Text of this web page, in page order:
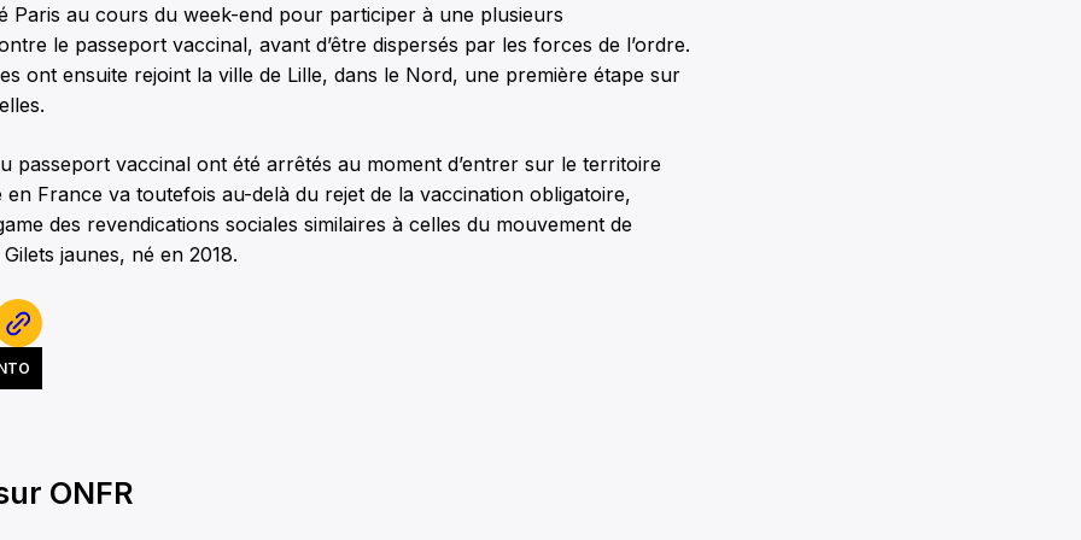
Paris au cours du week-end pour participer à une plusieurs
le passeport vaccinal, avant d’être dispersés par les forces de l’ordre.
ont ensuite rejoint la ville de Lille, dans le Nord, une première étape sur
passeport vaccinal ont été arrêtés au moment d’entrer sur le territoire
en France va toutefois au-delà du rejet de la vaccination obligatoire,
des revendications sociales similaires à celles du mouvement de
jaunes, né en 2018.
ONFR